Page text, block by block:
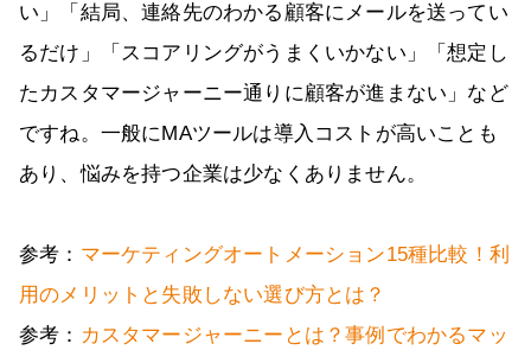
い」「結局、連絡先のわかる顧客にメールを送ってい
るだけ」「スコアリングがうまくいかない」「想定し
たカスタマージャーニー通りに顧客が進まない」など
ですね。一般にMAツールは導入コストが高いことも
あり、悩みを持つ企業は少なくありません。
参考： マーケティングオートメーション15種比較！利
用のメリットと失敗しない選び方とは？
参考： カスタマージャーニーとは？事例でわかるマッ